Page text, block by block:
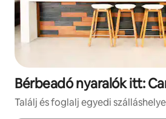
Bérbeadó nyaralók itt:
Találj és foglalj egyedi